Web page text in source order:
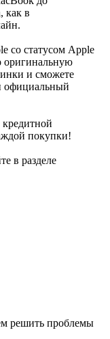
как в
со статусом Apple
оригинальную
и сможете
официальный
покупки!
в разделе
решить проблемы